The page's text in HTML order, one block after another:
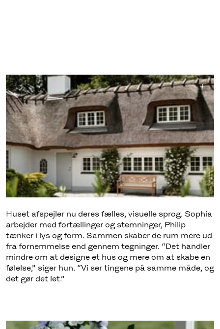
Huset afspejler nu deres fælles, visuelle sprog. Sophia
arbejder med fortællinger og stemninger, Philip
tænker i lys og form. Sammen skaber de rum mere ud
fra fornemmelse end gennem tegninger. “Det handler
mindre om at designe et hus og mere om at skabe en
følelse,” siger hun. “Vi ser tingene på samme måde, og
det gør det let.”